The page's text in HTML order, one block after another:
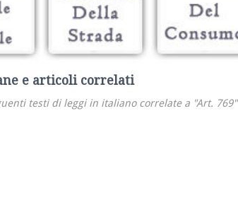
e articoli correlati
testi di leggi in italiano correlate a "Art. 769"